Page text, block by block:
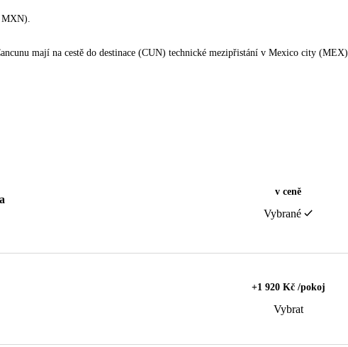
mají na cestě do destinace (CUN) technické mezipřistání v Mexico city (MEX).
v ceně
Vybrané
+1 920 Kč /pokoj
Vybrat